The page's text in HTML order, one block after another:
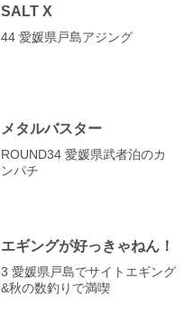
SALT X
44 愛媛県戸島アジング
メタルバスター
ROUND34 愛媛県武者泊のカ
ンパチ
エギングが好っきゃねん！
3 愛媛県戸島でサイトエギング
&秋の数釣りで満喫